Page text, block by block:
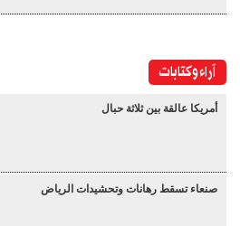
آراء وكتابات
أمريكا عالقة بين ثلاثة حبال
صنعاء تسقط رهانات وتحشيدات الرياض